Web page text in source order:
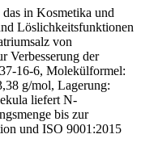
in Kosmetika und
Löslichkeitsfunktionen
von
Verbesserung der
16-6, Molekülformel:
g/mol, Lagerung:
liefert N-
bis zur
und ISO 9001:2015